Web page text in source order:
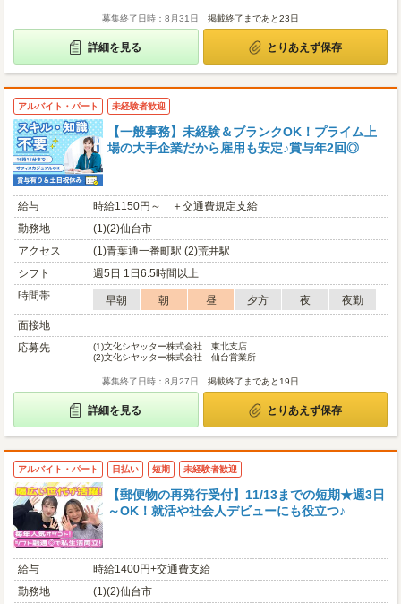
募集終了日時：8月31日 掲載終了まであと23日
詳細を見る とりあえず保存
アルバイト・パート 未経験者歓迎
【一般事務】未経験＆ブランクOK！プライム上
場の大手企業だから雇用も安定♪賞与年2回◎
給与
時給1150円～ ＋交通費規定支給
勤務地
(1)(2)仙台市
アクセス
(1)青葉通一番町駅 (2)荒井駅
シフト
週5日 1日6.5時間以上
時間帯
早朝 朝 昼 夕方 夜
夜勤
面接地
応募先
(1)文化シヤッター株式会社 東北支店
(2)文化シヤッター株式会社 仙台営業所
募集終了日時：8月27日 掲載終了まであと19日
詳細を見る とりあえず保存
アルバイト・パート 日払い 短期 未経験者歓迎
【郵便物の再発行受付】11/13までの短期★週3日
～OK！就活や社会人デビューにも役立つ♪
給与
時給1400円+交通費支給
勤務地
(1)(2)仙台市